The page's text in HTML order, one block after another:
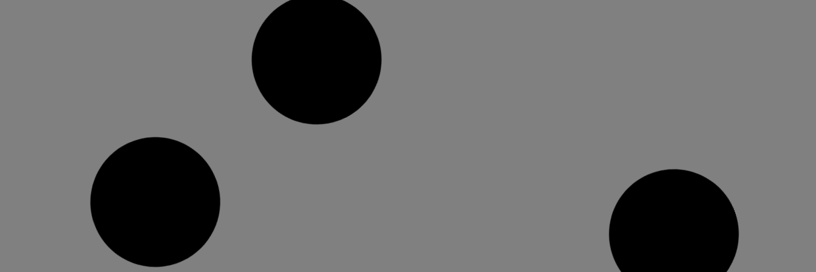
Arranca la Mostra Empresarial amb
la participació i col·laboració de
més de 70 empreses de Torrent
El primer tram de l’avinguda al Vedat acull
aquesta fira amb ofertes i descomptes, i
activitats per a tots els públics Més de setanta
empreses, negocis i comerços de Torrent
participen amb els seus productes i serveis en el
Psicoeducació en Salut Mental
L’Associació de Familiars i Malalts Mentals de la
Ribera Baixa dedica la cinquena edició d’esta
iniciativa a la depressió en tot el cicle vital
L’Associació de Familiars i Malalts Mentals de la
Ribera Baixa (AFEMRB) junt al Centre de
Convivència Terapèutica ha organitzat este